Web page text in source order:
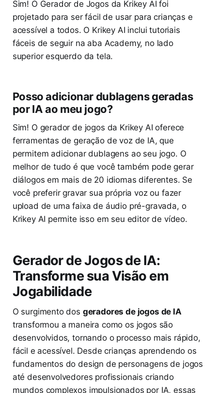
Sim! O Gerador de Jogos da Krikey AI foi
projetado para ser fácil de usar para crianças e
acessível a todos. O Krikey AI inclui tutoriais
fáceis de seguir na aba Academy, no lado
superior esquerdo da tela.
Posso adicionar dublagens geradas
por IA ao meu jogo?
Sim! O gerador de jogos da Krikey AI oferece
ferramentas de geração de voz de IA, que
permitem adicionar dublagens ao seu jogo. O
melhor de tudo é que você também pode gerar
diálogos em mais de 20 idiomas diferentes. Se
você preferir gravar sua própria voz ou fazer
upload de uma faixa de áudio pré-gravada, o
Krikey AI permite isso em seu editor de vídeo.
Gerador de Jogos de IA:
Transforme sua Visão em
Jogabilidade
O surgimento dos geradores de jogos de IA
transformou a maneira como os jogos são
desenvolvidos, tornando o processo mais rápido,
fácil e acessível. Desde crianças aprendendo os
fundamentos do design de personagens de jogos
até desenvolvedores profissionais criando
mundos complexos impulsionados por IA, essas